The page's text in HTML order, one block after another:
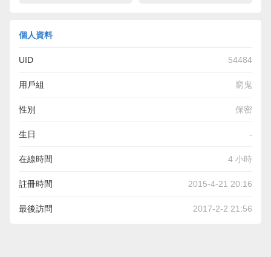
個人資料
UID 54484
用戶組 窮鬼
性別 保密
生日 -
在線時間 4 小時
註冊時間 2015-4-21 20:16
最後訪問 2017-2-2 21:56